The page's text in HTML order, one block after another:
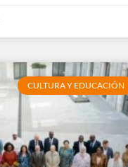
CULTURA Y EDUCACIÓN